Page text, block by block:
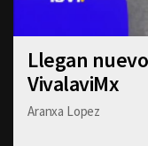
Llegan
VivalaviMx
Aranxa Lopez